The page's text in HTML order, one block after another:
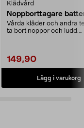
Klädvård
Noppborttagare
Vårda kläder och andra
ta bort noppor och ludd.
149,90
Lägg i varukorg